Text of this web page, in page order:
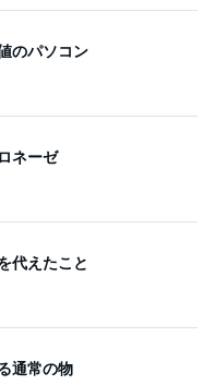
のパソコン
ネーゼ
代えたこと
通常の物